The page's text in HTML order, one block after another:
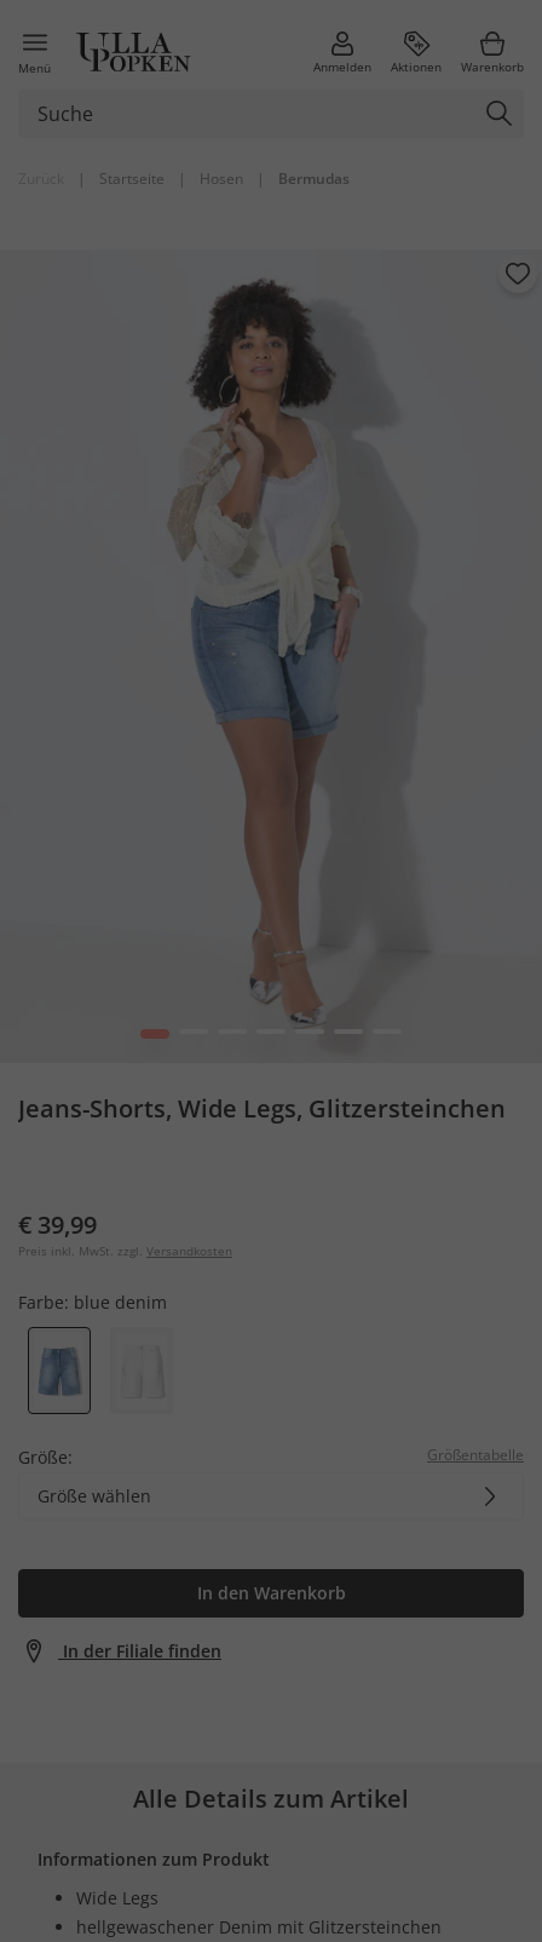
Menü Anmelden Aktionen Warenkorb
| Startseite | Hosen | Bermudas
1
Jeans-Shorts, Wide Legs, Glitzersteinchen
€ 39,99
Preis inkl. MwSt. zzgl. Versandkosten
Farbe: blue denim
Größe: Größentabelle
Größe wählen
In den Warenkorb
In der Filiale finden
Alle Details zum Artikel
Informationen zum Produkt
Wide Legs
hellgewaschener Denim mit Glitzersteinchen